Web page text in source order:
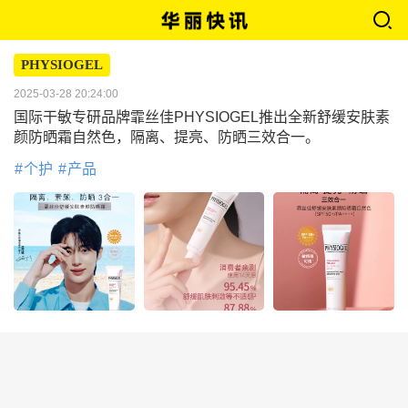
PHYSIOGEL
2025-03-28 20:24:00
国际干敏专研品牌霏丝佳PHYSIOGEL推出全新舒缓安肤素
颜防晒霜自然色，隔离、提亮、防晒三效合一。
个护 产品